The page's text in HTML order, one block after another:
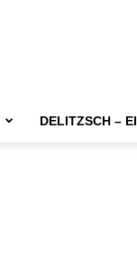
DELITZSCH –